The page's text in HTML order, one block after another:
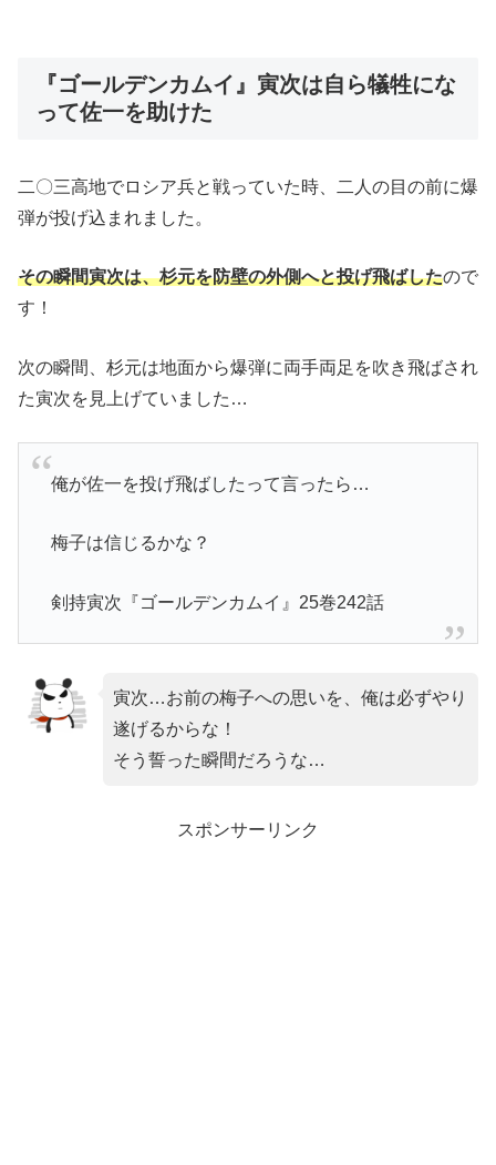
『ゴールデンカムイ』寅次は自ら犠牲にな
って佐一を助けた
二〇三高地でロシア兵と戦っていた時、二人の目の前に爆
弾が投げ込まれました。
その瞬間寅次は、杉元を防壁の外側へと投げ飛ばしたので
す！
次の瞬間、杉元は地面から爆弾に両手両足を吹き飛ばされ
た寅次を見上げていました…
俺が佐一を投げ飛ばしたって言ったら…
梅子は信じるかな？
剣持寅次『ゴールデンカムイ』25巻242話
寅次…お前の梅子への思いを、俺は必ずやり
遂げるからな！
そう誓った瞬間だろうな…
スポンサーリンク